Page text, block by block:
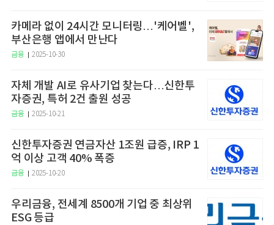
카메라 없이 24시간 모니터링…'케어벨',
부산은행 앱에서 만난다
금융 2025-10-30
자체 개발 AI로 유사기업 찾는다…신한투
자증권, 특허 2건 출원 성공
금융 2025-10-21
신한투자증권 연금자산 1조원 급증, IRP 1
억 이상 고객 40% 폭증
금융 2025-10-20
우리금융, 전세계 8500개 기업 중 최상위
ESG 등급